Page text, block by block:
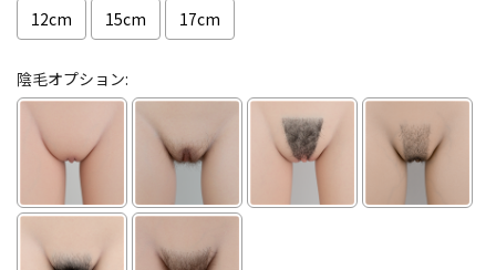
12cm
15cm 17cm
陰毛オプション: